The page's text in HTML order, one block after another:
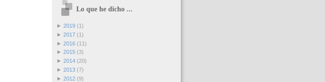
Lo que he dicho ...
► 2019 (1)
► 2017 (1)
► 2016 (11)
► 2015 (3)
► 2014 (20)
► 2013 (7)
► 2012 (9)